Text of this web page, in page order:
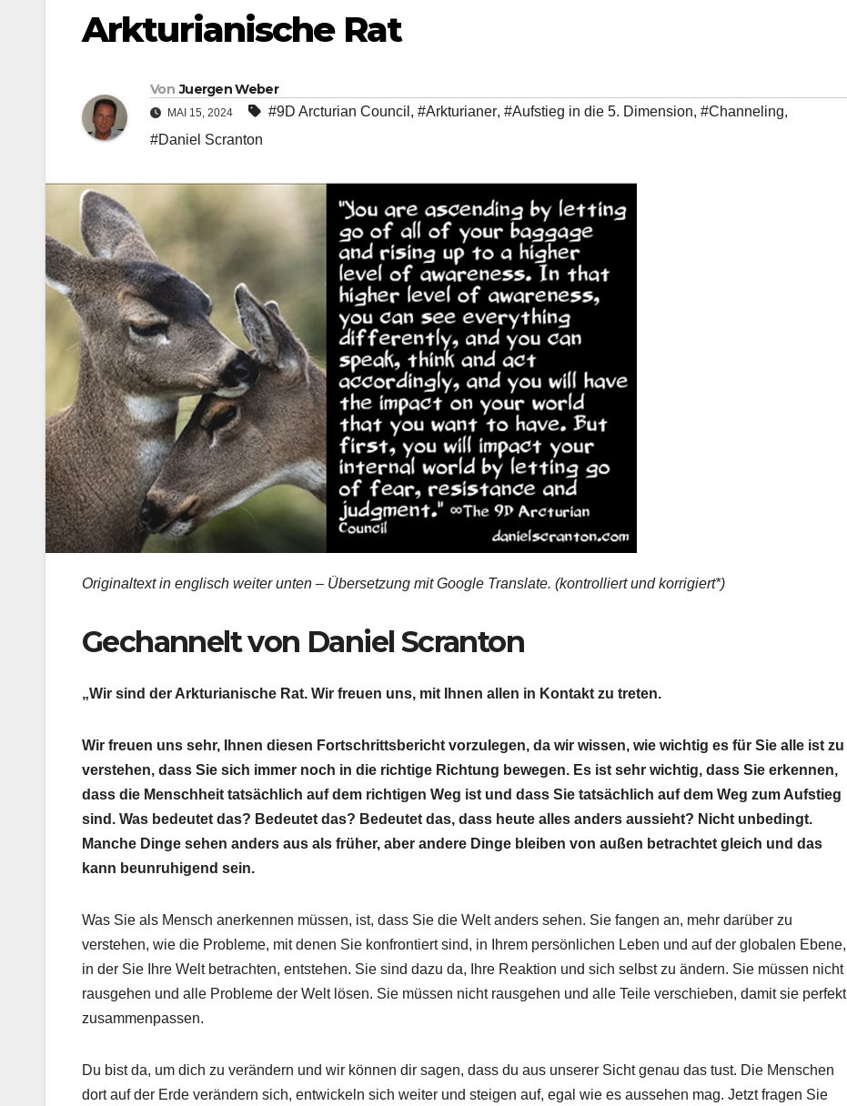
Arkturianische Rat
Von Juergen Weber
MAI 15, 2024 #9D Arcturian Council , #Arkturianer, #Aufstieg in die 5. Dimension, #Channeling,
#Daniel Scranton
Originaltext in englisch weiter unten – Übersetzung mit Google Translate. (kontrolliert und korrigiert*)
Gechannelt von Daniel Scranton
„Wir sind der Arkturianische Rat. Wir freuen uns, mit Ihnen allen in Kontakt zu treten.
Wir freuen uns sehr, Ihnen diesen Fortschrittsbericht vorzulegen, da wir wissen, wie wichtig es für Sie alle ist zu
verstehen, dass Sie sich immer noch in die richtige Richtung bewegen. Es ist sehr wichtig, dass Sie erkennen,
dass die Menschheit tatsächlich auf dem richtigen Weg ist und dass Sie tatsächlich auf dem Weg zum Aufstieg
sind. Was bedeutet das? Bedeutet das? Bedeutet das, dass heute alles anders aussieht? Nicht unbedingt.
Manche Dinge sehen anders aus als früher, aber andere Dinge bleiben von außen betrachtet gleich und das
kann beunruhigend sein.
Was Sie als Mensch anerkennen müssen, ist, dass Sie die Welt anders sehen. Sie fangen an, mehr darüber zu
verstehen, wie die Probleme, mit denen Sie konfrontiert sind, in Ihrem persönlichen Leben und auf der globalen Ebene,
in der Sie Ihre Welt betrachten, entstehen. Sie sind dazu da, Ihre Reaktion und sich selbst zu ändern. Sie müssen nicht
rausgehen und alle Probleme der Welt lösen. Sie müssen nicht rausgehen und alle Teile verschieben, damit sie perfekt
zusammenpassen.
Du bist da, um dich zu verändern und wir können dir sagen, dass du aus unserer Sicht genau das tust. Die Menschen
dort auf der Erde verändern sich, entwickeln sich weiter und steigen auf, egal wie es aussehen mag. Jetzt fragen Sie